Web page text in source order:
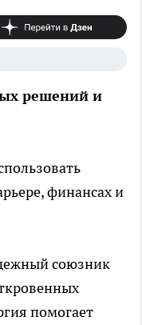
решений и
финансах и
союзник
помогает